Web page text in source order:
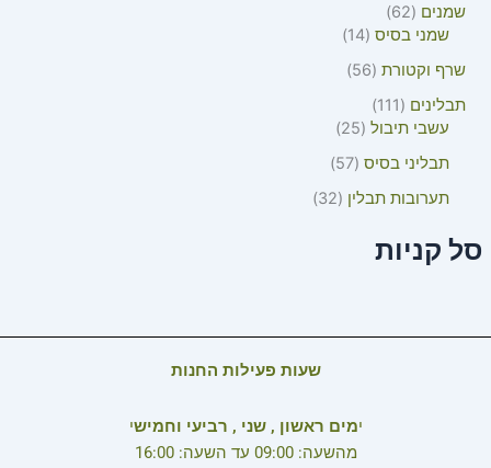
שמנים
62
שמני בסיס 14
שרף וקטורת 56
תבלינים
111
עשבי תיבול 25
תבליני בסיס 57
תערובות תבלין
32
סל קניות
שעות פעילות החנות
ימים ראשון , שני , רביעי וחמישי
מהשעה: 09:00 עד השעה: 16:00